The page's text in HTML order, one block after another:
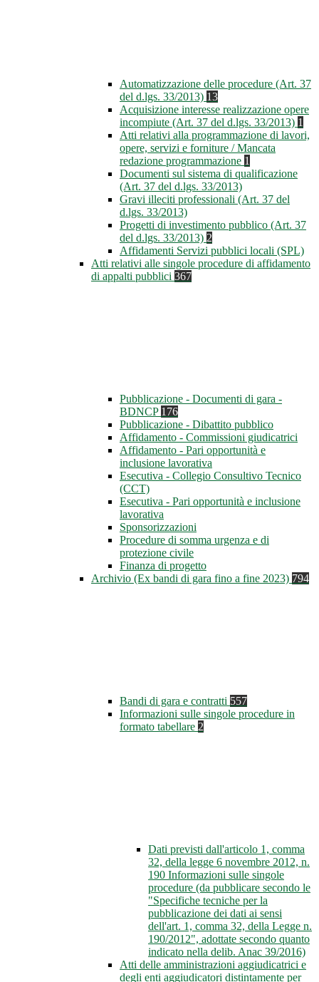
Automatizzazione delle procedure (Art. 37
del d.lgs. 33/2013) 13
Acquisizione interesse realizzazione opere
incompiute (Art. 37 del d.lgs. 33/2013) 1
Atti relativi alla programmazione di lavori,
opere, servizi e forniture / Mancata
redazione programmazione 1
Documenti sul sistema di qualificazione
(Art. 37 del d.lgs. 33/2013)
Gravi illeciti professionali (Art. 37 del
d.lgs. 33/2013)
Progetti di investimento pubblico (Art. 37
del d.lgs. 33/2013) 2
Affidamenti Servizi pubblici locali (SPL)
Atti relativi alle singole procedure di affidamento
di appalti pubblici 367
Pubblicazione - Documenti di gara -
BDNCP 176
Pubblicazione - Dibattito pubblico
Affidamento - Commissioni giudicatrici
Affidamento - Pari opportunità e
inclusione lavorativa
Esecutiva - Collegio Consultivo Tecnico
(CCT)
Esecutiva - Pari opportunità e inclusione
lavorativa
Sponsorizzazioni
Procedure di somma urgenza e di
protezione civile
Finanza di progetto
Archivio (Ex bandi di gara fino a fine 2023) 794
Bandi di gara e contratti 557
Informazioni sulle singole procedure in
formato tabellare 2
Dati previsti dall'articolo 1, comma
32, della legge 6 novembre 2012, n.
190 Informazioni sulle singole
procedure (da pubblicare secondo le
"Specifiche tecniche per la
pubblicazione dei dati ai sensi
dell'art. 1, comma 32, della Legge n.
190/2012", adottate secondo quanto
indicato nella delib. Anac 39/2016)
Atti delle amministrazioni aggiudicatrici e
degli enti aggiudicatori distintamente per